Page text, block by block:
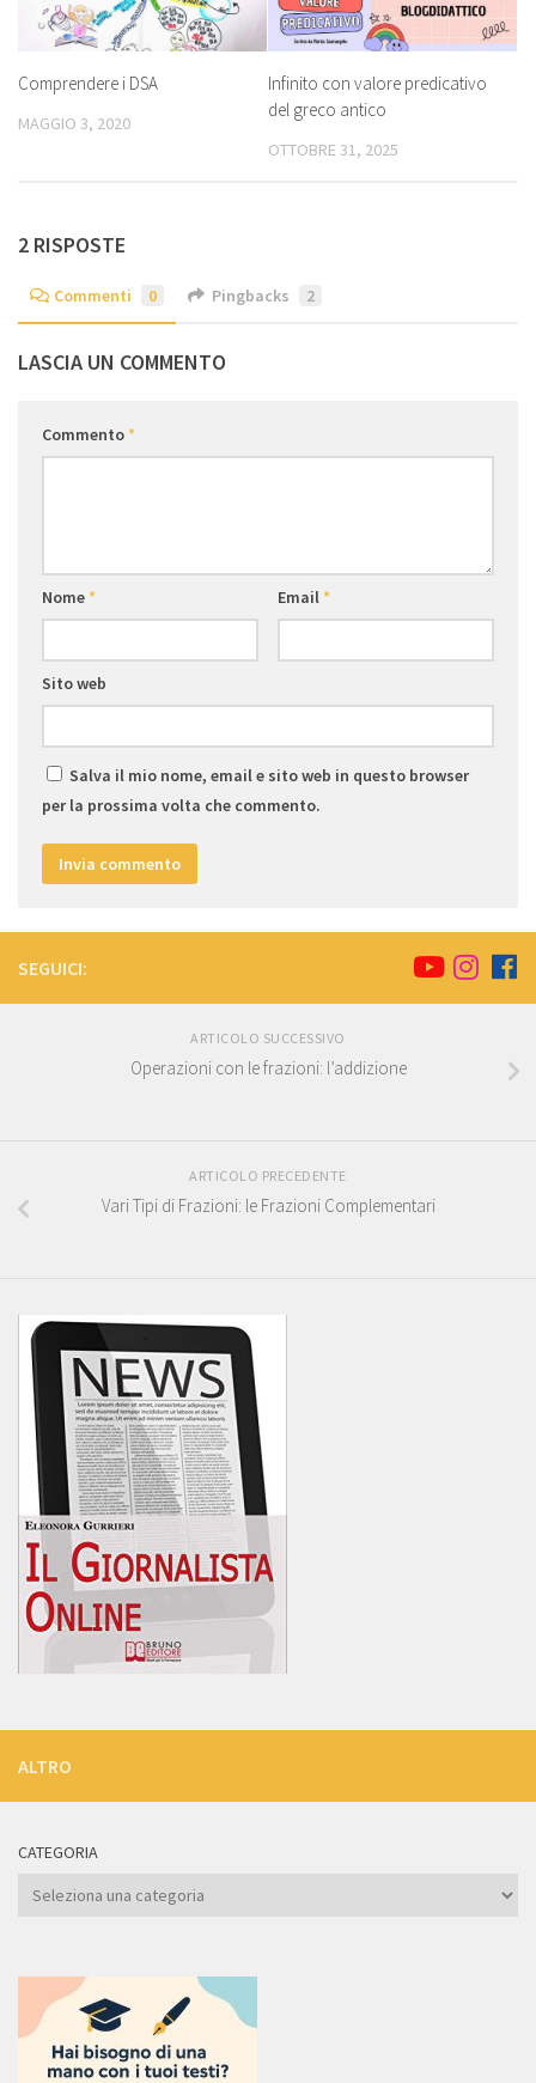
Comprendere i DSA
MAGGIO 3, 2020
Infinito con valore predicativo
del greco antico
OTTOBRE 31, 2025
2 RISPOSTE
Commenti 0 Pingbacks 2
LASCIA UN COMMENTO
Commento*
Nome* Email*
Sito web
Salva il mio nome, email e sito web in questo browser
per la prossima volta che commento.
SEGUICI:
ARTICOLO SUCCESSIVO
Operazioni con le frazioni: l’addizione
ARTICOLO PRECEDENTE
Vari Tipi di Frazioni: le Frazioni Complementari
ALTRO
CATEGORIA
Categoria